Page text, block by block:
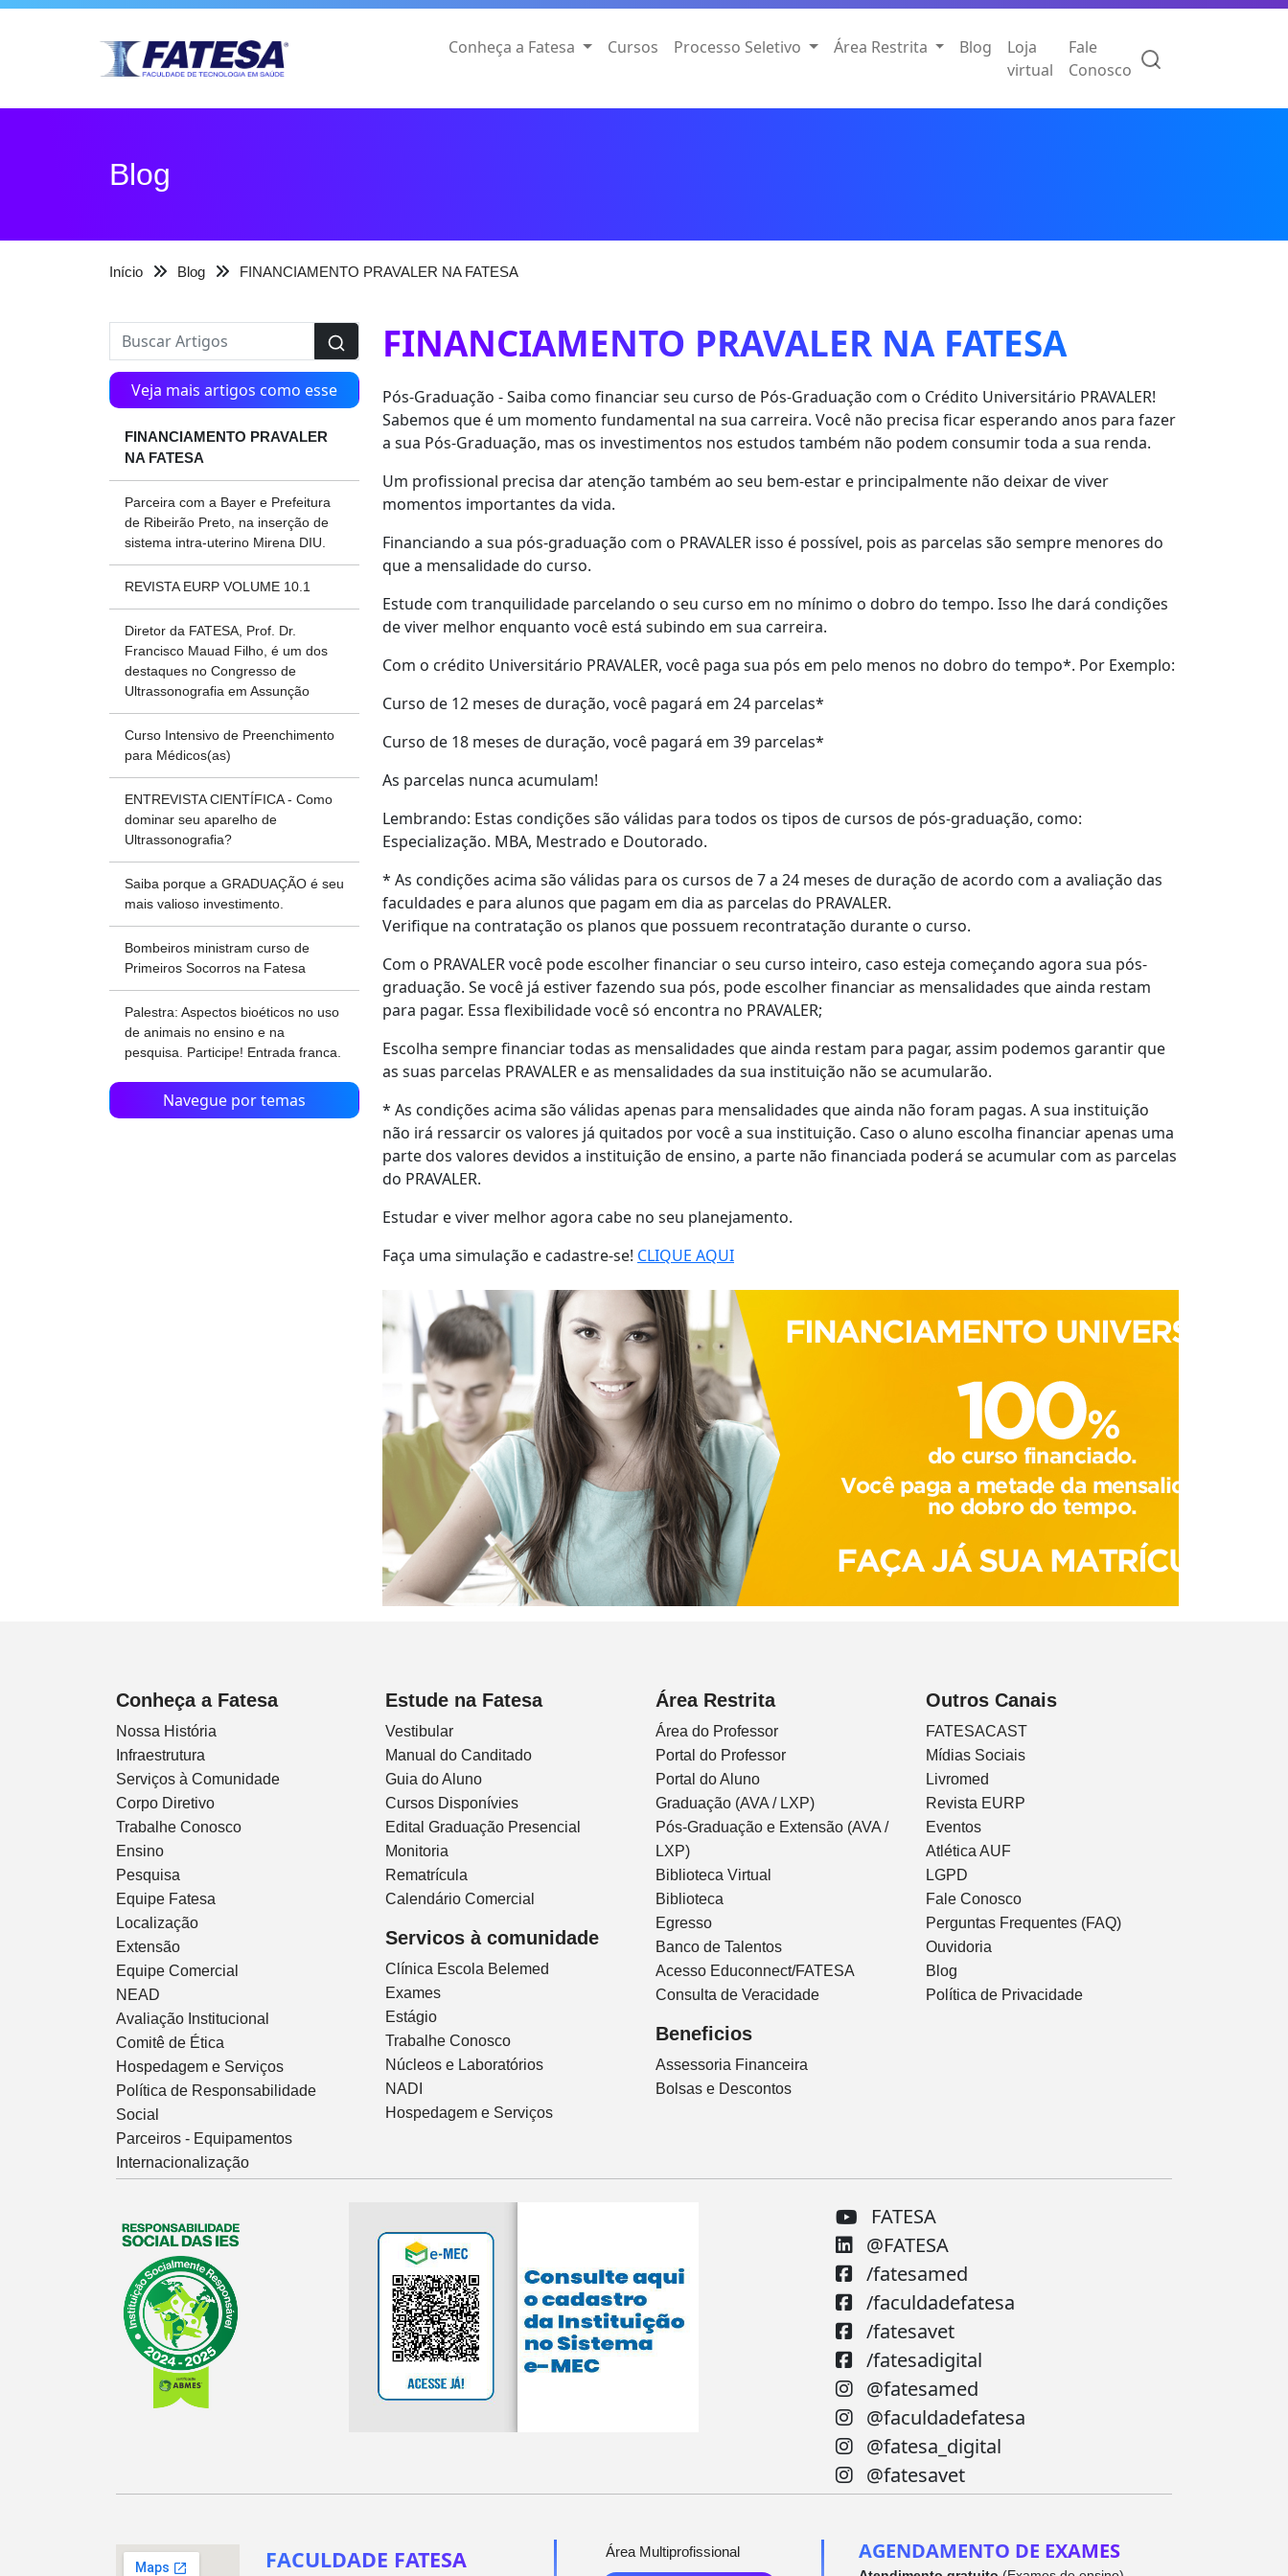
Conheça a Fatesa Cursos Processo Seletivo Área Restrita Blog
Loja
virtual
Fale
Conosco
Blog
Início Blog FINANCIAMENTO PRAVALER NA FATESA
Veja mais artigos como esse
FINANCIAMENTO PRAVALER
NA FATESA
Parceira com a Bayer e Prefeitura
de Ribeirão Preto, na inserção de
sistema intra-uterino Mirena DIU.
REVISTA EURP VOLUME 10.1
Diretor da FATESA, Prof. Dr.
Francisco Mauad Filho, é um dos
destaques no Congresso de
Ultrassonografia em Assunção
Curso Intensivo de Preenchimento
para Médicos(as)
ENTREVISTA CIENTÍFICA - Como
dominar seu aparelho de
Ultrassonografia?
Saiba porque a GRADUAÇÃO é seu
mais valioso investimento.
Bombeiros ministram curso de
Primeiros Socorros na Fatesa
Palestra: Aspectos bioéticos no uso
de animais no ensino e na
pesquisa. Participe! Entrada franca.
Navegue por temas
FINANCIAMENTO PRAVALER NA FATESA
Pós-Graduação - Saiba como financiar seu curso de Pós-Graduação com o Crédito Universitário PRAVALER!
Sabemos que é um momento fundamental na sua carreira. Você não precisa ficar esperando anos para fazer
a sua Pós-Graduação, mas os investimentos nos estudos também não podem consumir toda a sua renda.
Um profissional precisa dar atenção também ao seu bem-estar e principalmente não deixar de viver
momentos importantes da vida.
Financiando a sua pós-graduação com o PRAVALER isso é possível, pois as parcelas são sempre menores do
que a mensalidade do curso.
Estude com tranquilidade parcelando o seu curso em no mínimo o dobro do tempo. Isso lhe dará condições
de viver melhor enquanto você está subindo em sua carreira.
Com o crédito Universitário PRAVALER, você paga sua pós em pelo menos no dobro do tempo*. Por Exemplo:
Curso de 12 meses de duração, você pagará em 24 parcelas*
Curso de 18 meses de duração, você pagará em 39 parcelas*
As parcelas nunca acumulam!
Lembrando: Estas condições são válidas para todos os tipos de cursos de pós-graduação, como:
Especialização. MBA, Mestrado e Doutorado.
* As condições acima são válidas para os cursos de 7 a 24 meses de duração de acordo com a avaliação das
faculdades e para alunos que pagam em dia as parcelas do PRAVALER.
Verifique na contratação os planos que possuem recontratação durante o curso.
Com o PRAVALER você pode escolher financiar o seu curso inteiro, caso esteja começando agora sua pós-
graduação. Se você já estiver fazendo sua pós, pode escolher financiar as mensalidades que ainda restam
para pagar. Essa flexibilidade você só encontra no PRAVALER;
Escolha sempre financiar todas as mensalidades que ainda restam para pagar, assim podemos garantir que
as suas parcelas PRAVALER e as mensalidades da sua instituição não se acumularão.
* As condições acima são válidas apenas para mensalidades que ainda não foram pagas. A sua instituição
não irá ressarcir os valores já quitados por você a sua instituição. Caso o aluno escolha financiar apenas uma
parte dos valores devidos a instituição de ensino, a parte não financiada poderá se acumular com as parcelas
do PRAVALER.
Estudar e viver melhor agora cabe no seu planejamento.
Faça uma simulação e cadastre-se! CLIQUE AQUI
Conheça a Fatesa
Nossa História
Infraestrutura
Serviços à Comunidade
Corpo Diretivo
Trabalhe Conosco
Ensino
Pesquisa
Equipe Fatesa
Localização
Extensão
Equipe Comercial
NEAD
Avaliação Institucional
Comitê de Ética
Hospedagem e Serviços
Política de Responsabilidade
Social
Parceiros - Equipamentos
Internacionalização
Estude na Fatesa
Vestibular
Manual do Canditado
Guia do Aluno
Cursos Disponívies
Edital Graduação Presencial
Monitoria
Rematrícula
Calendário Comercial
Servicos à comunidade
Clínica Escola Belemed
Exames
Estágio
Trabalhe Conosco
Núcleos e Laboratórios
NADI
Hospedagem e Serviços
Área Restrita
Área do Professor
Portal do Professor
Portal do Aluno
Graduação (AVA / LXP)
Pós-Graduação e Extensão (AVA /
LXP)
Biblioteca Virtual
Biblioteca
Egresso
Banco de Talentos
Acesso Educonnect/FATESA
Consulta de Veracidade
Beneficios
Assessoria Financeira
Bolsas e Descontos
Outros Canais
FATESACAST
Mídias Sociais
Livromed
Revista EURP
Eventos
Atlética AUF
LGPD
Fale Conosco
Perguntas Frequentes (FAQ)
Ouvidoria
Blog
Política de Privacidade
FATESA
@FATESA
/fatesamed
/faculdadefatesa
/fatesavet
/fatesadigital
@fatesamed
@faculdadefatesa
@fatesa_digital
@fatesavet
FACULDADE FATESA Área Multiprofissional AGENDAMENTO DE EXAMES